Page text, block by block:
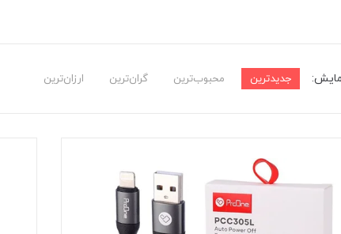
جدیدترین محبوب‌ترین گران‌ترین ارزان‌ترین